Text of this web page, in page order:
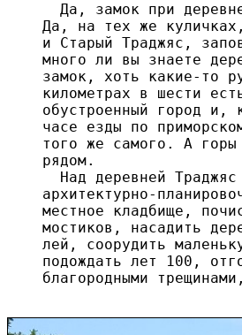
Да, замок при
Да, на тех же
и Старый Траджяс,
много ли вы знаете
замок, хоть какие-то
километрах в шести
обустроенный город
часе езды по
того же самого. А
рядом.
Над деревней
архитектурно-
местное кладбище,
мостиков, насадить
лей, соорудить
подождать лет 100,
благородными